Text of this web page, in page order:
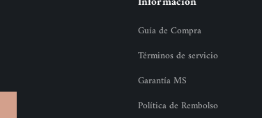
Guía de Compra
Términos de servicio
Garantía MS
Política de Rembolso